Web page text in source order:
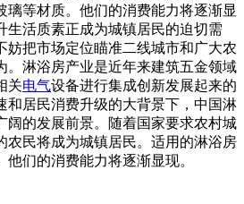
璃等材质。他们的消费能力将逐渐显
生活质素正成为城镇居民的迫切需
妨把市场定位瞄准二线城市和广大农
。淋浴房产业是近年来建筑五金领域
关电气设备进行集成创新发展起来的
和居民消费升级的大背景下，中国淋
阔的发展前景。随着国家要求农村城
农民将成为城镇居民。适用的淋浴房
们的消费能力将逐渐显现。